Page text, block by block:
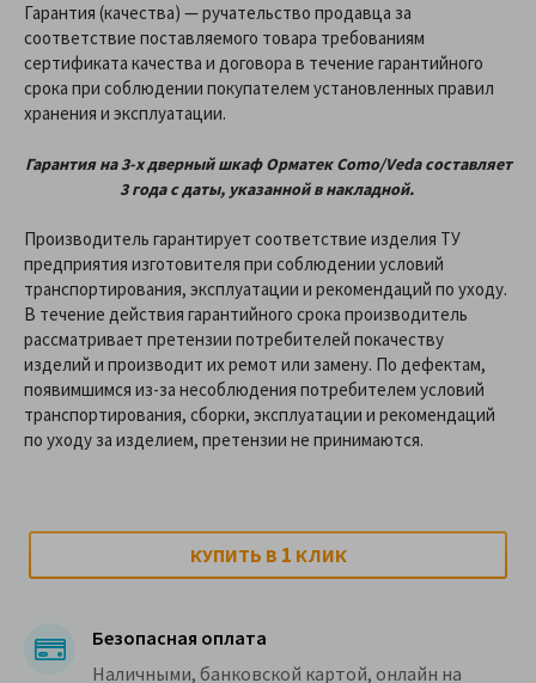
Гарантия (качества) — ручательство продавца за
соответствие поставляемого товара требованиям
сертификата качества и договора в течение гарантийного
срока при соблюдении покупателем установленных правил
хранения и эксплуатации.
Гарантия на3-х дверный шкаф Орматек Como/Veda составляет
3 года с даты, указанной в накладной.
Производитель гарантирует соответствие изделия ТУ
предприятия изготовителя при соблюдении условий
транспортирования, эксплуатации и рекомендаций по уходу.
В течение действия гарантийного срока производитель
рассматривает претензии потребителей покачеству
изделий и производит их ремот или замену. По дефектам,
появимшимся из-за несоблюдения потребителем условий
транспортирования, сборки, эксплуатации и рекомендаций
по уходу за изделием, претензии не принимаются.
КУПИТЬ В 1 КЛИК
Безопасная оплата
Наличными, банковской картой, онлайн на